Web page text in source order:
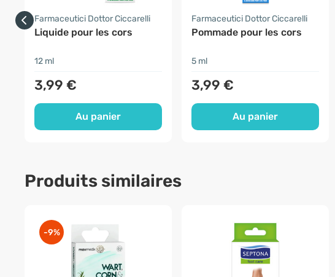
Farmaceutici Dottor Ciccarelli
Liquide pour les cors
12 ml
3,99 €
Au panier
Farmaceutici Dottor Ciccarelli
Pommade pour les cors
5 ml
3,99 €
Au panier
Produits similaires
-9%